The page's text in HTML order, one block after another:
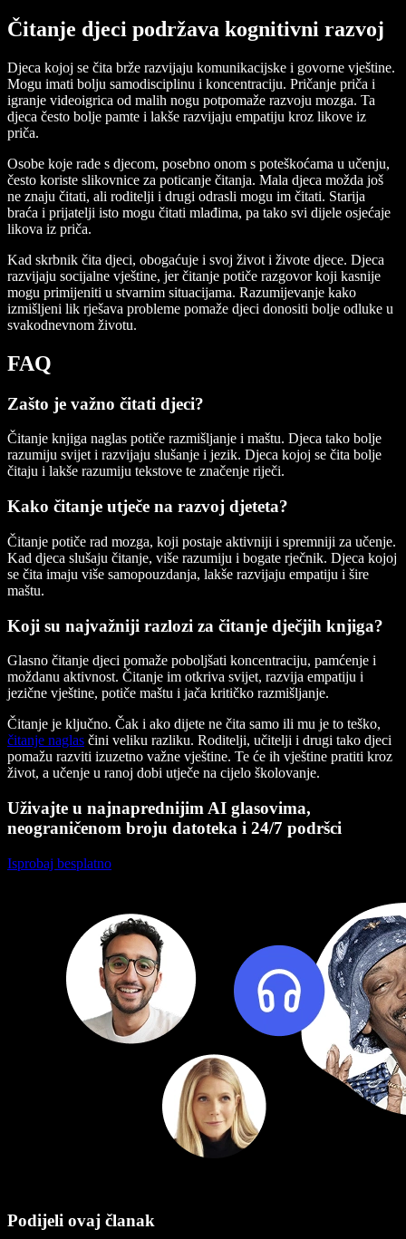
Čitanje djeci podržava kognitivni razvoj
Djeca kojoj se čita brže razvijaju komunikacijske i govorne vještine.
Mogu imati bolju samodisciplinu i koncentraciju. Pričanje priča i
igranje videoigrica od malih nogu potpomaže razvoju mozga. Ta
djeca često bolje pamte i lakše razvijaju empatiju kroz likove iz
priča.
Osobe koje rade s djecom, posebno onom s poteškoćama u učenju,
često koriste slikovnice za poticanje čitanja. Mala djeca možda još
ne znaju čitati, ali roditelji i drugi odrasli mogu im čitati. Starija
braća i prijatelji isto mogu čitati mlađima, pa tako svi dijele osjećaje
likova iz priča.
Kad skrbnik čita djeci, obogaćuje i svoj život i živote djece. Djeca
razvijaju socijalne vještine, jer čitanje potiče razgovor koji kasnije
mogu primijeniti u stvarnim situacijama. Razumijevanje kako
izmišljeni lik rješava probleme pomaže djeci donositi bolje odluke u
svakodnevnom životu.
FAQ
Zašto je važno čitati djeci?
Čitanje knjiga naglas potiče razmišljanje i maštu. Djeca tako bolje
razumiju svijet i razvijaju slušanje i jezik. Djeca kojoj se čita bolje
čitaju i lakše razumiju tekstove te značenje riječi.
Kako čitanje utječe na razvoj djeteta?
Čitanje potiče rad mozga, koji postaje aktivniji i spremniji za učenje.
Kad djeca slušaju čitanje, više razumiju i bogate rječnik. Djeca kojoj
se čita imaju više samopouzdanja, lakše razvijaju empatiju i šire
maštu.
Koji su najvažniji razlozi za čitanje dječjih knjiga?
Glasno čitanje djeci pomaže poboljšati koncentraciju, pamćenje i
moždanu aktivnost. Čitanje im otkriva svijet, razvija empatiju i
jezične vještine, potiče maštu i jača kritičko razmišljanje.
Čitanje je ključno. Čak i ako dijete ne čita samo ili mu je to teško,
čitanje naglas čini veliku razliku. Roditelji, učitelji i drugi tako djeci
pomažu razviti izuzetno važne vještine. Te će ih vještine pratiti kroz
život, a učenje u ranoj dobi utječe na cijelo školovanje.
Uživajte u najnaprednijim AI glasovima,
neograničenom broju datoteka i 24/7 podršci
Isprobaj besplatno
Podijeli ovaj članak